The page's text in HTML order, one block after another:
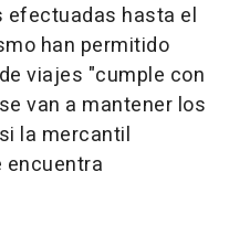
hasta el
han permitido
viajes "cumple con
van a mantener los
la mercantil
encuentra